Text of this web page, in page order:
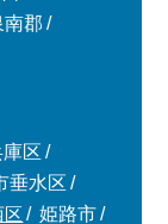
南郡
区
垂水区
区
姫路市